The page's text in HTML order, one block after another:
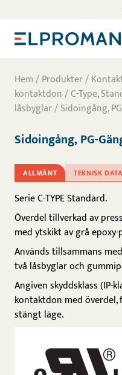
Hem/Produkter/
kontaktdon/C-Type,
låsbyglar/ Sidoingång,
Sidoingång, PG-
ALLMÄNT TEKNISK DATA
Serie C-TYPE Standard.
Överdel tillverkad av
med ytskikt av grå
Används tillsammans
två låsbyglar och
Angiven skyddsklass (IP-
kontaktdon med
stängt läge.